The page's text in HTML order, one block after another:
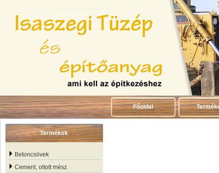
Főoldal
Termékek
Betoncsövek
Cement, oltott mész